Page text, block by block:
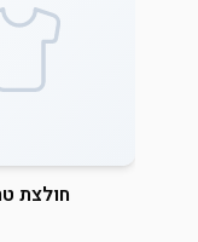
חולצת